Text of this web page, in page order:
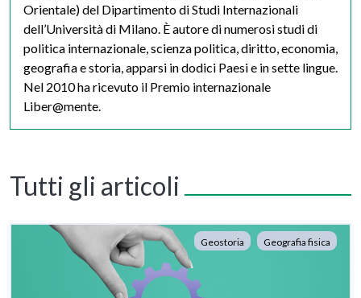
Orientale) del Dipartimento di Studi Internazionali
dell’Università di Milano. È autore di numerosi studi di
politica internazionale, scienza politica, diritto, economia,
geografia e storia, apparsi in dodici Paesi e in sette lingue.
Nel 2010 ha ricevuto il Premio internazionale
Liber@mente.
Tutti gli articoli
Geostoria Geografia fisica